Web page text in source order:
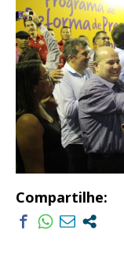
Compartilhe: